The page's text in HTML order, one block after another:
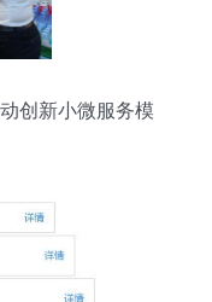
创新小微服务模